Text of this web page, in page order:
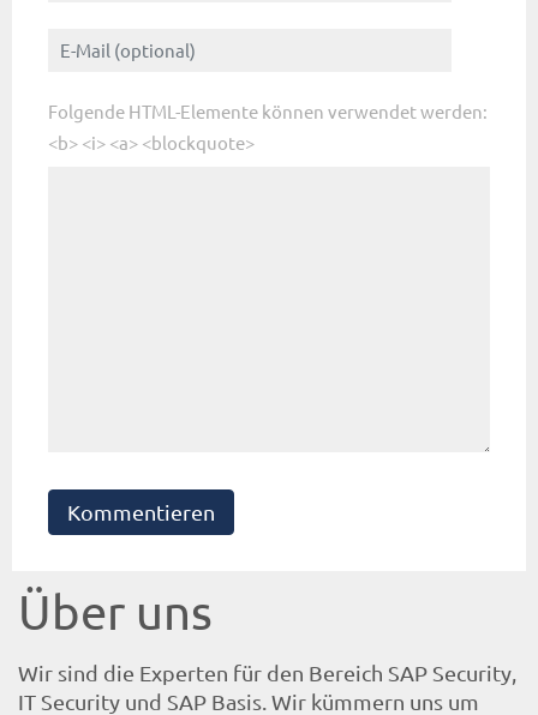
Folgende HTML-Elemente können verwendet werden:
<b> <i> <a> <blockquote>
Kommentieren
Über uns
Wir sind die Experten für den Bereich SAP Security,
IT Security und SAP Basis. Wir kümmern uns um